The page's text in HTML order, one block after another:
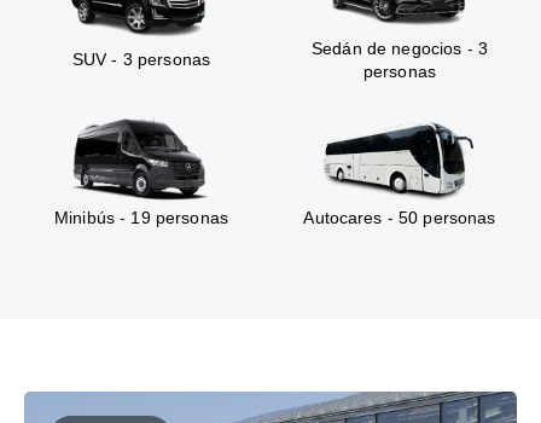
SUV - 3 personas
Sedán de negocios - 3
personas
Minibús - 19 personas Autocares - 50 personas